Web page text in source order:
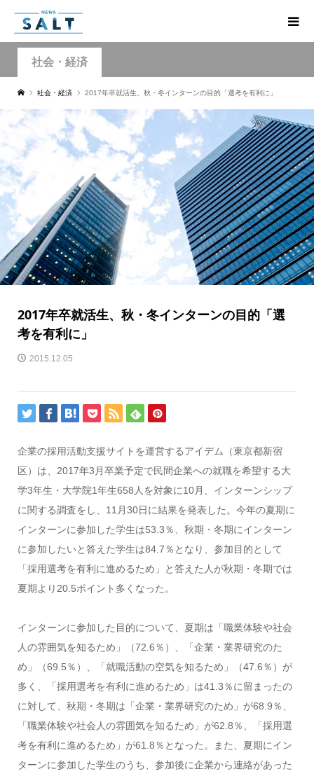
社会・経済
社会・経済 2017年卒就活生、秋・冬インターンの目的「選考を有利に」
2017年卒就活生、秋・冬インターンの目的「選
考を有利に」
2015.12.05
企業の採用活動支援サイトを運営するアイデム（東京都新宿
区）は、2017年3月卒業予定で民間企業への就職を希望する大
学3年生・大学院1年生658人を対象に10月、インターンシップ
に関する調査をし、11月30日に結果を発表した。今年の夏期に
インターンに参加した学生は53.3％、秋期・冬期にインターン
に参加したいと答えた学生は84.7％となり、参加目的として
「採用選考を有利に進めるため」と答えた人が秋期・冬期では
夏期より20.5ポイント多くなった。
インターンに参加した目的について、夏期は「職業体験や社会
人の雰囲気を知るため」（72.6％）、「企業・業界研究のた
め」（69.5％）、「就職活動の空気を知るため」（47.6％）が
多く、「採用選考を有利に進めるため」は41.3％に留まったの
に対して、秋期・冬期は「企業・業界研究のため」が68.9％、
「職業体験や社会人の雰囲気を知るため」が62.8％、「採用選
考を有利に進めるため」が61.8％となった。また、夏期にイン
ターンに参加した学生のうち、参加後に企業から連絡があった